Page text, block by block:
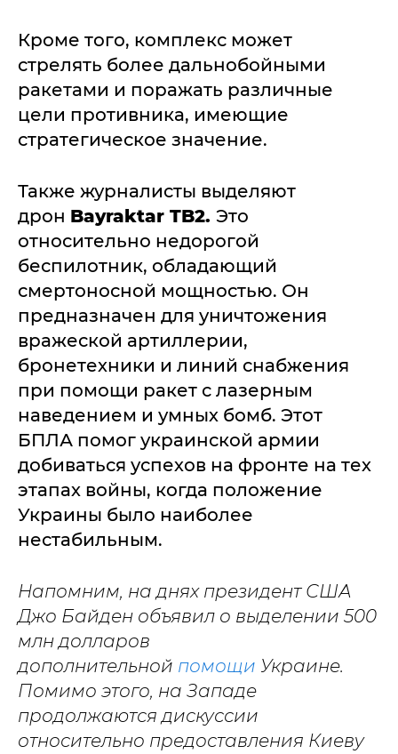
Кроме того, комплекс может
стрелять более дальнобойными
ракетами и поражать различные
цели противника, имеющие
стратегическое значение.
Также журналисты выделяют
дрон Bayraktar TB2. Это
относительно недорогой
беспилотник, обладающий
смертоносной мощностью. Он
предназначен для уничтожения
вражеской артиллерии,
бронетехники и линий снабжения
при помощи ракет с лазерным
наведением и умных бомб. Этот
БПЛА помог украинской армии
добиваться успехов на фронте на тех
этапах войны, когда положение
Украины было наиболее
нестабильным.
Напомним, на днях президент США
Джо Байден объявил о выделении 500
млн долларов
дополнительной помощи Украине.
Помимо этого, на Западе
продолжаются дискуссии
относительно предоставления Киеву